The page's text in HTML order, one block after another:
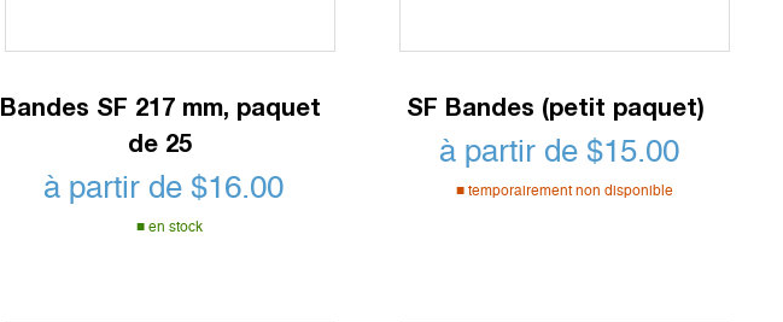
Bandes SF 217 mm, paquet
de 25
à partir de $16.00
en stock
SF Bandes (petit paquet)
à partir de $15.00
temporairement non disponible